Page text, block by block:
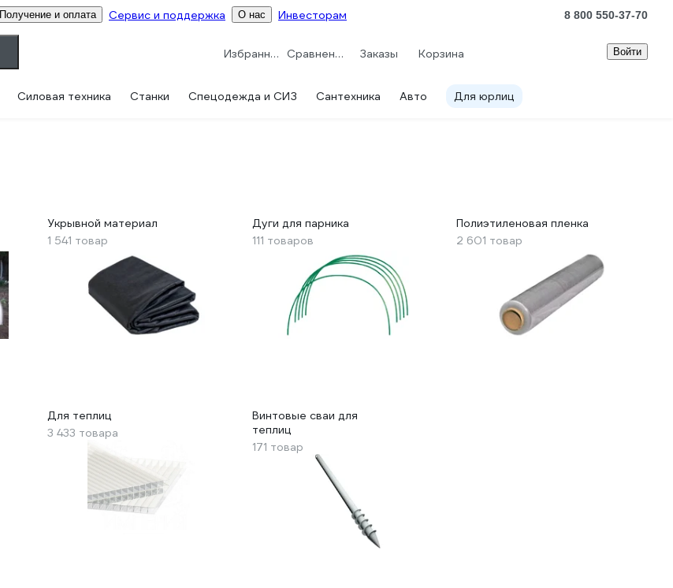
Получение и оплата Сервис и поддержка О нас Инвесторам 8 800 550-37-70
Избранное Сравнение Заказы Корзина Войти
Силовая техника Станки Спецодежда и СИЗ Сантехника Авто Для юрлиц
Укрывной материал
1 541 товар
Дуги для парника
111 товаров
Полиэтиленовая пленка
2 601 товар
Для теплиц
3 433 товара
Винтовые сваи для
теплиц
171 товар